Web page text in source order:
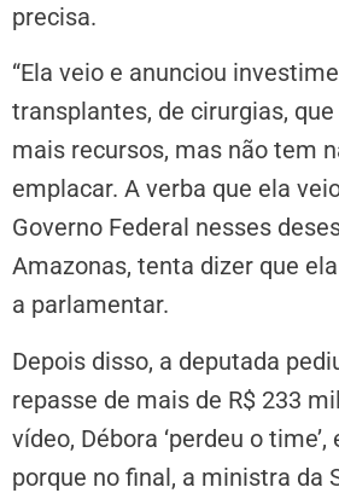
precisa.
“Ela veio e anunciou
transplantes, de cirurgias,
mais recursos, mas não tem
emplacar. A verba que ela
Governo Federal nesses
Amazonas, tenta dizer que
a parlamentar.
Depois disso, a deputada
repasse de mais de R$ 233
vídeo, Débora ‘perdeu o
porque no final, a ministra da